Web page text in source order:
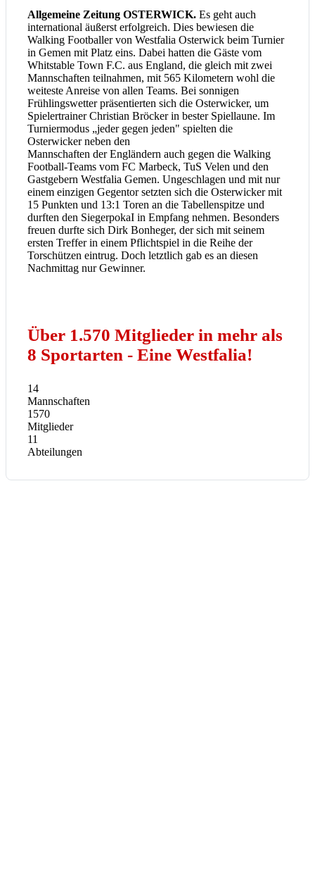
Allgemeine Zeitung OSTERWICK. Es geht auch
international äußerst erfolgreich. Dies bewiesen die
Walking Footballer von Westfalia Osterwick beim Turnier
in Gemen mit Platz eins. Dabei hatten die Gäste vom
Whitstable Town F.C. aus England, die gleich mit zwei
Mannschaften teilnahmen, mit 565 Kilometern wohl die
weiteste Anreise von allen Teams. Bei sonnigen
Frühlingswetter präsentierten sich die Osterwicker, um
Spielertrainer Christian Bröcker in bester Spiellaune. Im
Turniermodus „jeder gegen jeden" spielten die
Osterwicker neben den
Mannschaften der Engländern auch gegen die Walking
Football-Teams vom FC Marbeck, TuS Velen und den
Gastgebern Westfalia Gemen. Ungeschlagen und mit nur
einem einzigen Gegentor setzten sich die Osterwicker mit
15 Punkten und 13:1 Toren an die Tabellenspitze und
durften den SiegerpokaI in Empfang nehmen. Besonders
freuen durfte sich Dirk Bonheger, der sich mit seinem
ersten Treffer in einem Pflichtspiel in die Reihe der
Torschützen eintrug. Doch letztlich gab es an diesen
Nachmittag nur Gewinner.
Über 1.570 Mitglieder in mehr als
8 Sportarten - Eine Westfalia!
14
Mannschaften
1570
Mitglieder
11
Abteilungen